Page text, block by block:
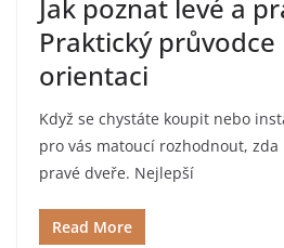
Jak poznat levé a
Praktický
orientaci
Když se chystáte koupit nebo
pro vás matoucí rozhodnout,
pravé dveře. Nejlepší
Read More